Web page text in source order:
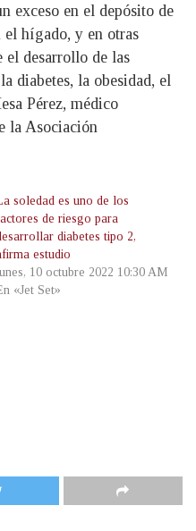
exceso en el depósito de
hígado, y en otras
el desarrollo de las
diabetes, la obesidad, el
Pérez, médico
la Asociación
soledad es uno de los
de riesgo para
diabetes tipo 2,
estudio
10 octubre 2022 10:30 AM
«Jet Set»